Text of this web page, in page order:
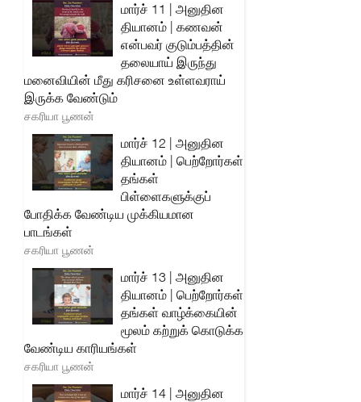
மார்ச் 11 | அனுதின
தியானம் | கணவன்
என்பவர் குடும்பத்தின்
தலையாய் இருந்து
மனைவியின் மீது கரிசனை உள்ளவராய்
இருக்க வேண்டும்
சகரியா பூணன்
மார்ச் 12 | அனுதின
தியானம் | பெற்றோர்கள்
தங்கள்
பிள்ளைகளுக்குப்
போதிக்க வேண்டிய முக்கியமான
பாடங்கள்
சகரியா பூணன்
மார்ச் 13 | அனுதின
தியானம் | பெற்றோர்கள்
தங்கள் வாழ்க்கையின்
மூலம் கற்றுக் கொடுக்க
வேண்டிய காரியங்கள்
சகரியா பூணன்
மார்ச் 14 | அனுதின